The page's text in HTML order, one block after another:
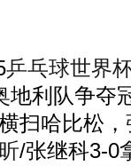
乒乓球世界
地利队争夺
扫哈比松，
/张继科3-0